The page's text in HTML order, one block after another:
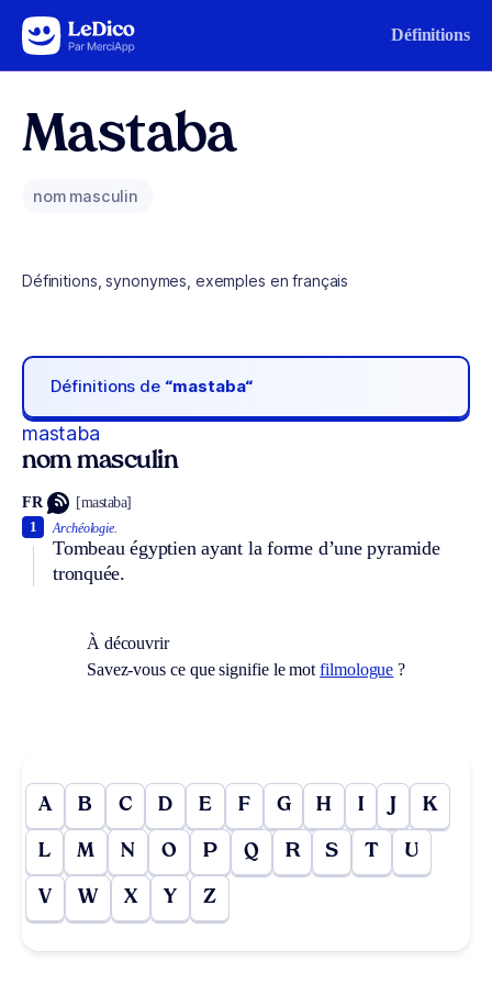
Aller au contenu Définitions
Mastaba
nom masculin
Définitions, synonymes, exemples en français
Définitions de “mastaba“
mastaba
nom masculin
FR [mastaba]
Archéologie.
Tombeau égyptien ayant la forme d’une pyramide
tronquée.
1
À découvrir
Savez-vous ce que signifie le motfilmologue ?
A B C D E F G H I J K
L M N O P Q R S T U
V W X Y Z